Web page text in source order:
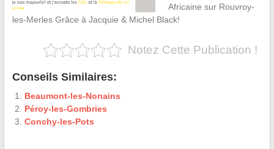
Africaine sur Rouvroy-
les-Merles Grâce à Jacquie & Michel Black!
Notez Cette Publication !
Conseils Similaires:
Beaumont-les-Nonains
Péroy-les-Gombries
Conchy-les-Pots